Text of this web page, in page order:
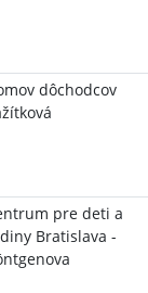
dôchodcov
pre deti a
Bratislava -